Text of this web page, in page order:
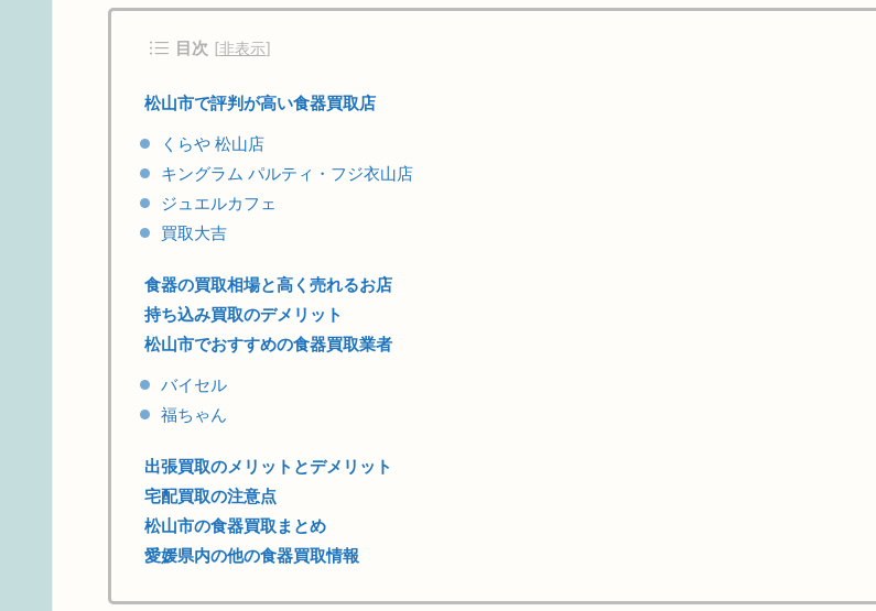
目次 [非表示]
松山市で評判が高い食器買取店
くらや 松山店
キングラム パルティ・フジ衣山店
ジュエルカフェ
買取大吉
食器の買取相場と高く売れるお店
持ち込み買取のデメリット
松山市でおすすめの食器買取業者
バイセル
福ちゃん
出張買取のメリットとデメリット
宅配買取の注意点
松山市の食器買取まとめ
愛媛県内の他の食器買取情報